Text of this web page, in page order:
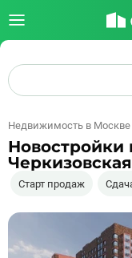
Недвижимость в Москве
Новостройки
Черкизовская
Старт продаж